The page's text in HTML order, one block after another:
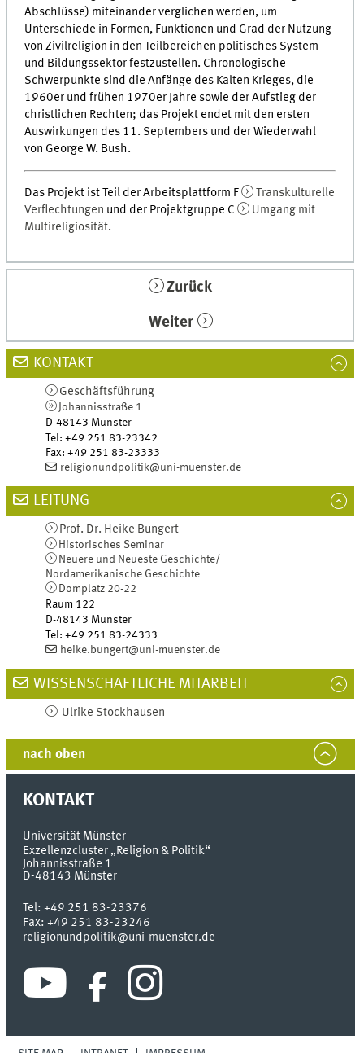
Abschlüsse) miteinander verglichen werden, um
Unterschiede in Formen, Funktionen und Grad der Nutzung
von Zivilreligion in den Teilbereichen politisches System
und Bildungssektor festzustellen. Chronologische
Schwerpunkte sind die Anfänge des Kalten Krieges, die
1960er und frühen 1970er Jahre sowie der Aufstieg der
christlichen Rechten; das Projekt endet mit den ersten
Auswirkungen des 11. Septembers und der Wiederwahl
von George W. Bush.
Das Projekt ist Teil der Arbeitsplattform F
Transkulturelle
Verflechtungen und der Projektgruppe C
Umgang mit
Multireligiosität.
Zurück
Weiter
KONTAKT
Geschäftsführung
Johannisstraße 1
D-48143 Münster
Tel:+49 251 83-23342
Fax:+49 251 83-23333
religionundpolitik@uni-muenster.de
LEITUNG
Prof. Dr. Heike Bungert
Historisches Seminar
Neuere und Neueste Geschichte/
Nordamerikanische Geschichte
Domplatz 20-22
Raum 122
D-48143 Münster
Tel:+49 251 83-24333
heike.bungert@uni-muenster.de
WISSENSCHAFTLICHE MITARBEIT
Ulrike Stockhausen
nach oben
KONTAKT
Universität Münster
Exzellenzcluster „Religion & Politik“
Johannisstraße 1
D-48143 Münster
Tel:+49 251 83-23376
Fax:+49 251 83-23246
religionundpolitik@uni-muenster.de